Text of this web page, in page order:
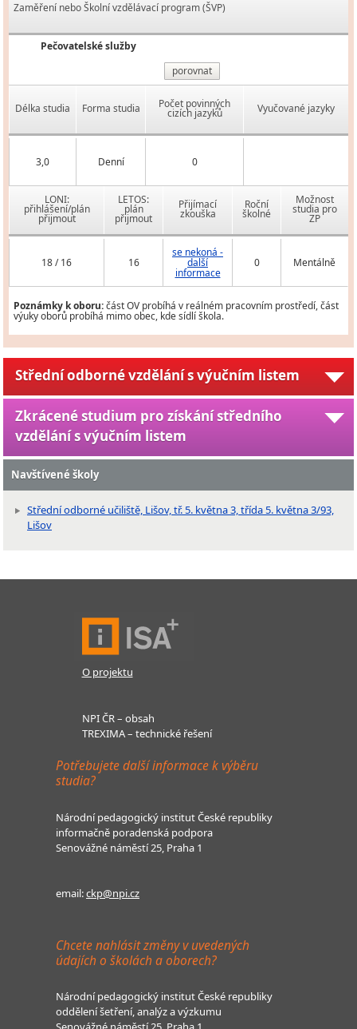
Zaměření nebo Školní vzdělávací program (ŠVP)
Pečovatelské služby
porovnat
Délka studia Forma studia Počet povinných
cizích jazyků Vyučované jazyky
3,0 Denní 0
LONI:
přihlášení/plán
přijmout
LETOS:
plán
přijmout
Přijímací
zkouška
Roční
školné
Možnost
studia pro
ZP
18 / 16 16
se nekoná -
další
informace
0 Mentálně
Poznámky k oboru:část OV probíhá v reálném pracovním prostředí, část
výuky oborů probíhá mimo obec, kde sídlí škola.
Střední odborné vzdělání s výučním listem
Zkrácené studium pro získání středního
vzdělání s výučním listem
Navštívené školy
Střední odborné učiliště, Lišov, tř. 5. května 3, třída 5. května 3/93,
Lišov
O projektu
NPI ČR – obsah
TREXIMA – technické řešení
Potřebujete další informace k výběru
studia?
Národní pedagogický institut České republiky
informačně poradenská podpora
Senovážné náměstí 25, Praha 1
email:ckp@npi.cz
Chcete nahlásit změny v uvedených
údajích o školách a oborech?
Národní pedagogický institut České republiky
oddělení šetření, analýz a výzkumu